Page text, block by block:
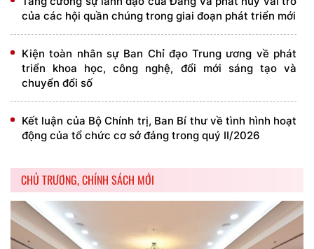
của các hội quần chúng trong giai đoạn phát triển mới
Kiện toàn nhân sự Ban Chỉ đạo Trung ương về phát
triển khoa học, công nghệ, đổi mới sáng tạo và
chuyển đổi số
Kết luận của Bộ Chính trị, Ban Bí thư về tình hình hoạt
động của tổ chức cơ sở đảng trong quý II/2026
CHỦ TRƯƠNG, CHÍNH SÁCH MỚI